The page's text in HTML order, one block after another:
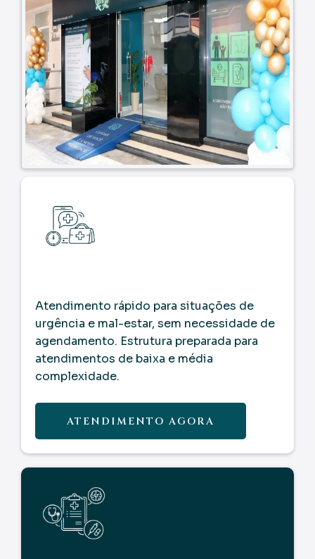
Atendimento rápido para situações de
urgência e mal-estar, sem necessidade de
agendamento. Estrutura preparada para
atendimentos de baixa e média
complexidade.
ATENDIMENTO AGORA